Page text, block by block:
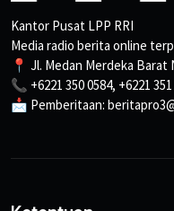
Kantor Pusat LPP RRI
Media radio berita online
📍 Jl. Medan Merdeka Barat
📞 +6221 350 0584, +6221
📩 Pemberitaan: